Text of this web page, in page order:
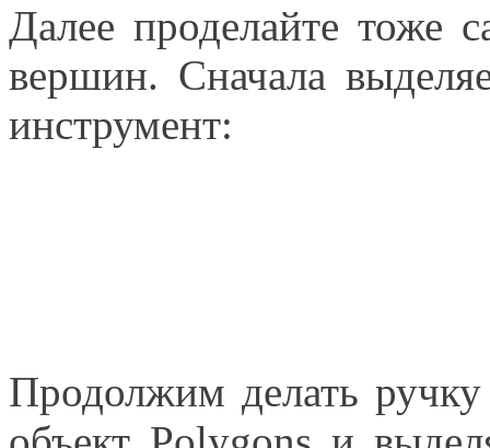
Далее проделайте тоже
вершин. Сначала
инструмент:
Продолжим делать